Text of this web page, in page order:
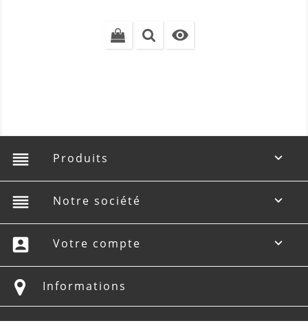

reorder Produits 
reorder Notre société 
account_box Votre compte 
Informations